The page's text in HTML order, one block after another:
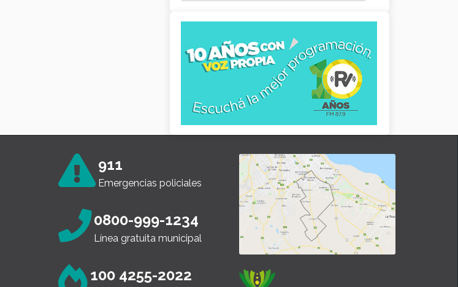
911
Emergencias policiales
0800-999-1234
Línea gratuita municipal
100 4255-2022